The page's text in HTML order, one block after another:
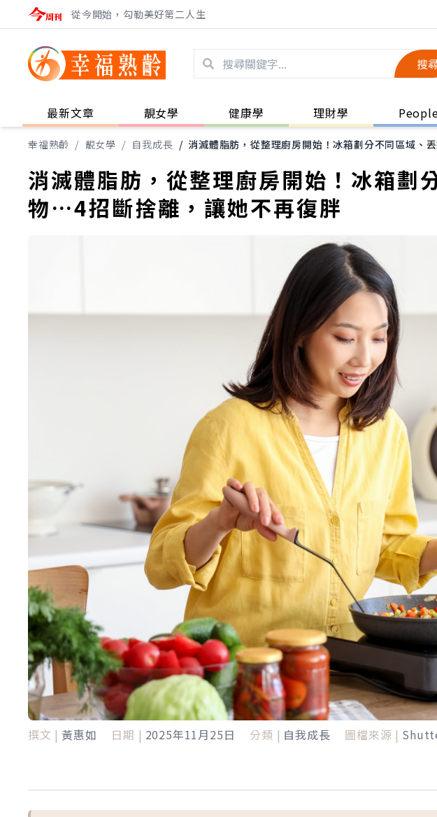
從今開始，勾勒美好第二人生
搜
最新文章 靚女學 健康學 理財學
幸福熟齡 / 靚女學 / 自我成長 / 消滅體脂肪，從整理廚房開始！冰箱劃分不同區域、
消滅體脂肪，從整理廚房開始！冰箱劃
物…4招斷捨離，讓她不再復胖
撰文 | 黃惠如 日期 | 2025年11月25日 分類 | 自我成長 圖檔來源 |